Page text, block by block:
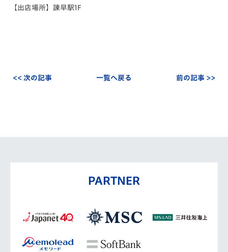
【出店場所】諫早駅1F
<< 次の記事 一覧へ戻る 前の記事 >>
PARTNER